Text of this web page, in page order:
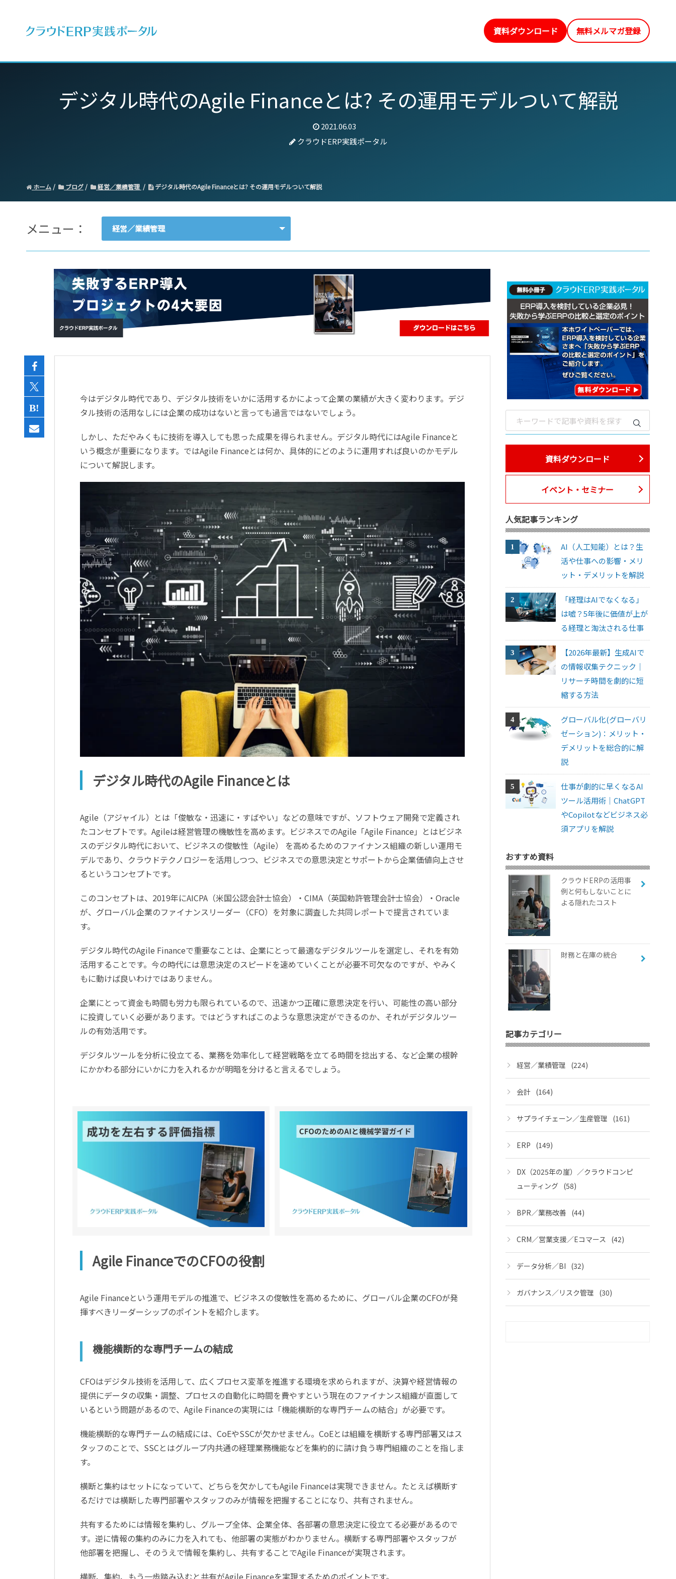
資料ダウンロード 無料メルマガ登録
デジタル時代のAgile Financeとは? その運用モデルついて解説
2021.06.03
クラウドERP実践ポータル
ホーム ブログ 経営／業績管理 デジタル時代のAgile Financeとは? その運用モデルついて解説
メニュー： 経営／業績管理
会計
経営／業績管理
サプライチェーン／生産管理
CRM／営業支援／Eコマース
データ分析／BI
今はデジタル時代であり、デジタル技術をいかに活用するかによって企業の業績が大きく変わります。デジ
タル技術の活用なしには企業の成功はないと言っても過言ではないでしょう。
しかし、ただやみくもに技術を導入しても思った成果を得られません。デジタル時代にはAgile Financeと
いう概念が重要になります。ではAgile Financeとは何か、具体的にどのように運用すれば良いのかモデル
について解説します。
デジタル時代のAgile Financeとは
Agile（アジャイル）とは「俊敏な・迅速に・すばやい」などの意味ですが、ソフトウェア開発で定義され
たコンセプトです。Agileは経営管理の機敏性を高めます。ビジネスでのAgile「Agile Finance」とはビジネ
スのデジタル時代において、ビジネスの俊敏性（Agile） を高めるためのファイナンス組織の新しい運用モ
デルであり、クラウドテクノロジーを活用しつつ、ビジネスでの意思決定とサポートから企業価値向上させ
るというコンセプトです。
このコンセプトは、2019年にAICPA（米国公認会計士協会）・CIMA（英国勅許管理会計士協会）・Oracle
が、グローバル企業のファイナンスリーダー（CFO）を対象に調査した共同レポートで提言されていま
す。
デジタル時代のAgile Financeで重要なことは、企業にとって最適なデジタルツールを選定し、それを有効
活用することです。今の時代には意思決定のスピードを速めていくことが必要不可欠なのですが、やみく
もに動けば良いわけではありません。
企業にとって資金も時間も労力も限られているので、迅速かつ正確に意思決定を行い、可能性の高い部分
に投資していく必要があります。ではどうすればこのような意思決定ができるのか、それがデジタルツー
ルの有効活用です。
デジタルツールを分析に役立てる、業務を効率化して経営戦略を立てる時間を捻出する、など企業の根幹
にかかわる部分にいかに力を入れるかが明暗を分けると言えるでしょう。
Agile FinanceでのCFOの役割
Agile Financeという運用モデルの推進で、ビジネスの俊敏性を高めるために、グローバル企業のCFOが発
揮すべきリーダーシップのポイントを紹介します。
機能横断的な専門チームの結成
CFOはデジタル技術を活用して、広くプロセス変革を推進する環境を求められますが、決算や経営情報の
提供にデータの収集・調整、プロセスの自動化に時間を費やすという現在のファイナンス組織が直面して
いるという問題があるので、Agile Financeの実現には「機能横断的な専門チームの結合」が必要です。
機能横断的な専門チームの結成には、CoEやSSCが欠かせません。CoEとは組織を横断する専門部署又はス
タッフのことで、SSCとはグループ内共通の経理業務機能などを集約的に請け負う専門組織のことを指しま
す。
横断と集約はセットになっていて、どちらを欠かしてもAgile Financeは実現できません。たとえば横断す
るだけでは横断した専門部署やスタッフのみが情報を把握することになり、共有されません。
共有するためには情報を集約し、グループ全体、企業全体、各部署の意思決定に役立てる必要があるので
す。逆に情報の集約のみに力を入れても、他部署の実態がわかりません。横断する専門部署やスタッフが
他部署を把握し、そのうえで情報を集約し、共有することでAgile Financeが実現されます。
横断、集約、もう一歩踏み込むと共有がAgile Financeを実現するためのポイントです。
資料ダウンロード
イベント・セミナー
人気記事ランキング
AI（人工知能）とは？生
活や仕事への影響・メリ
ット・デメリットを解説
「経理はAIでなくなる」
は嘘？5年後に価値が上が
る経理と淘汰される仕事
【2026年最新】生成AIで
の情報収集テクニック｜
リサーチ時間を劇的に短
縮する方法
グローバル化(グローバリ
ゼーション)：メリット・
デメリットを総合的に解
説
仕事が劇的に早くなるAI
ツール活用術｜ChatGPT
やCopilotなどビジネス必
須アプリを解説
おすすめ資料
クラウドERPの活用事
例と何もしないことに
よる隠れたコスト
財務と在庫の統合
記事カテゴリー
経営／業績管理 (224)
会計 (164)
サプライチェーン／生産管理 (161)
ERP (149)
DX（2025年の崖）／クラウドコンピ
ューティング (58)
BPR／業務改善 (44)
CRM／営業支援／Eコマース (42)
データ分析／BI (32)
ガバナンス／リスク管理 (30)